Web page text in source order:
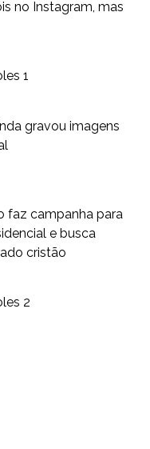
no Instagram, mas
1
gravou imagens
faz campanha para
e busca
cristão
2